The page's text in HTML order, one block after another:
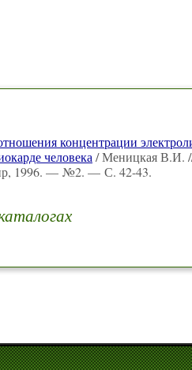
концентрации
человека / Меницкая В.И. //
1996. — №2. — С. 42-43.